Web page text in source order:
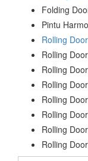
Folding
Pintu
Rolling
Rolling
Rolling
Rolling
Rolling
Rolling
Rolling
Rolling